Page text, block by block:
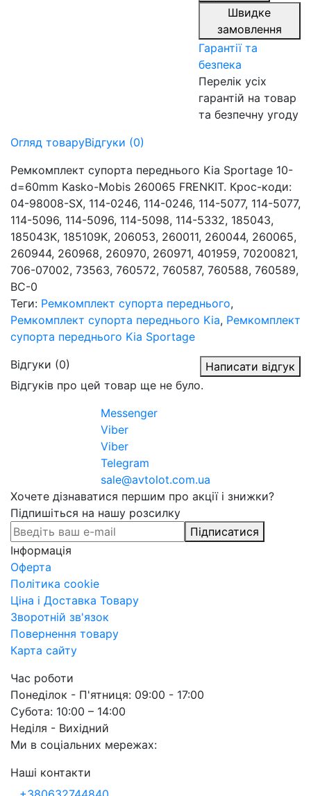
Швидке
замовлення
Гарантії та
безпека
Перелік усіх
гарантій на товар
та безпечну угоду
Огляд товаруВідгуки (0)
Ремкомплект супорта переднього Kia Sportage 10-
d=60mm Kasko-Mobis 260065 FRENKIT. Крос-коди:
04-98008-SX, 114-0246, 114-0246, 114-5077, 114-5077,
114-5096, 114-5096, 114-5098, 114-5332, 185043,
185043K, 185109K, 206053, 260011, 260044, 260065,
260944, 260968, 260970, 260971, 401959, 70200821,
706-07002, 73563, 760572, 760587, 760588, 760589,
BC-0
Теги: Ремкомплект супорта переднього,
Ремкомплект супорта переднього Kia, Ремкомплект
супорта переднього Kia Sportage
Відгуки (0)
Написати відгук
Відгуків про цей товар ще не було.
Messenger
Viber
Viber
Telegram
sale@avtolot.com.ua
Хочете дізнаватися першим про акції і знижки?
Підпишіться на нашу розсилку
Підписатися
Інформація
Оферта
Політика cookie
Ціна і Доставка Товару
Зворотній зв'язок
Повернення товару
Карта сайту
Час роботи
Понеділок - П'ятниця: 09:00 - 17:00
Субота: 10:00 – 14:00
Неділя - Вихідний
Ми в соціальних мережах:
Наші контакти